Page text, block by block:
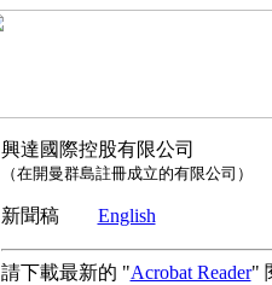
興達國際控股有限公司
（在開曼群島註冊成立的有限公司）
新聞稿 English
請下載最新的 "Acrobat Reader"